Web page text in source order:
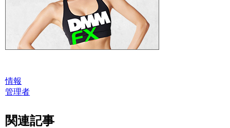
情報
管理者
関連記事